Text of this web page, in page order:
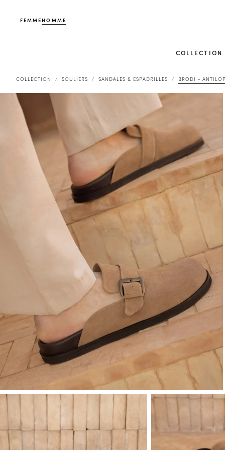
FEMMEHOMME
COLLECTION
COLLECTION SOULIERS SANDALES & ESPADRILLES BRODI -